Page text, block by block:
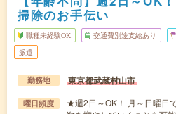
掃除のお手伝い
職種未経験OK 交通費別途支給あり
派遣
勤務地 東京都武蔵村山市
曜日頻度
★週2日～OK！ 月～日曜日